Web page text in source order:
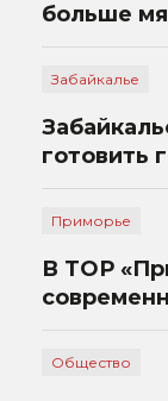
больше
Забайкалье
готовить
Приморье
В ТОР
Общество